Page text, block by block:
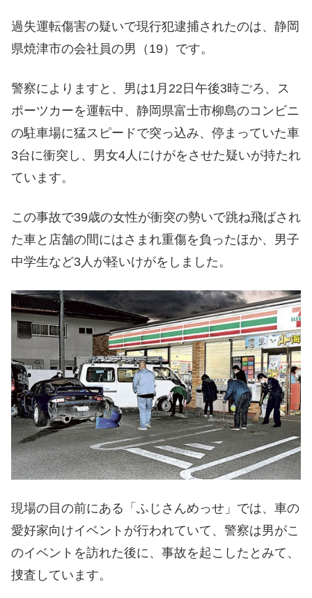
過失運転傷害の疑いで現行犯逮捕されたのは、静岡
県焼津市の会社員の男（19）です。
警察によりますと、男は1月22日午後3時ごろ、ス
ポーツカーを運転中、静岡県富士市柳島のコンビニ
の駐車場に猛スピードで突っ込み、停まっていた車
3台に衝突し、男女4人にけがをさせた疑いが持たれ
ています。
この事故で39歳の女性が衝突の勢いで跳ね飛ばされ
た車と店舗の間にはさまれ重傷を負ったほか、男子
中学生など3人が軽いけがをしました。
現場の目の前にある「ふじさんめっせ」では、車の
愛好家向けイベントが行われていて、警察は男がこ
のイベントを訪れた後に、事故を起こしたとみて、
捜査しています。